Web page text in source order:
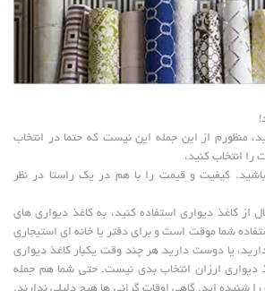
منظورم از این جمله این نیست که حتما در انتخاب
را انتخاب کنید،
کیفیت و قیمت را با هم در یک راستا در نظر
از کاغذ دیواری استفاده کنید، به کاغذ دیواری های
شما موقت است و برای دفتر یا خانه ای استیجاری
یا دوست دارید هر چند وقت یکبار کاغذ دیواری
دیواری ارزان انتخاب بدی نیست. حتی شما هم جمله